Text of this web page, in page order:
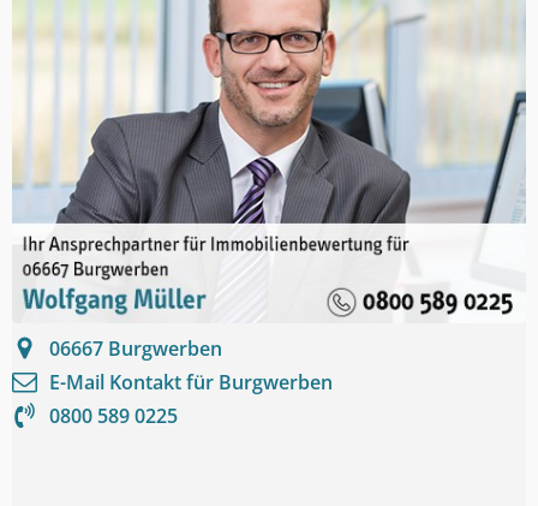
06667 Burgwerben
E-Mail Kontakt für Burgwerben
0800 589 0225